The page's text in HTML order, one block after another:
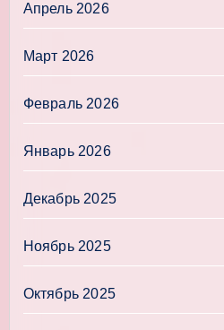
Апрель 2026
Март 2026
Февраль 2026
Январь 2026
Декабрь 2025
Ноябрь 2025
Октябрь 2025